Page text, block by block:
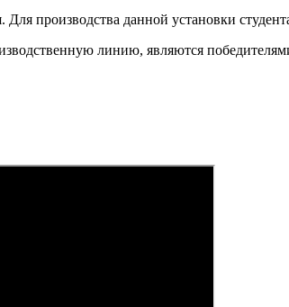
Для производства данной установки
линию, являются